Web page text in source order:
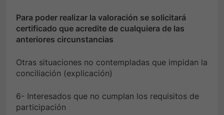
Para poder realizar la valoración se solicitará
certificado que acredite de cualquiera de las
anteriores circunstancias
Otras situaciones no contempladas que impidan la
conciliación (explicación)
6- Interesados que no cumplan los requisitos de
participación